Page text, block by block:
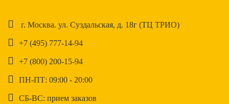
г. Москва. ул. Суздальская, д. 18г (ТЦ ТРИО)
+7 (495) 777-14-94
+7 (800) 200-15-94
ПН-ПТ: 09:00 - 20:00
СБ-ВС: прием заказов